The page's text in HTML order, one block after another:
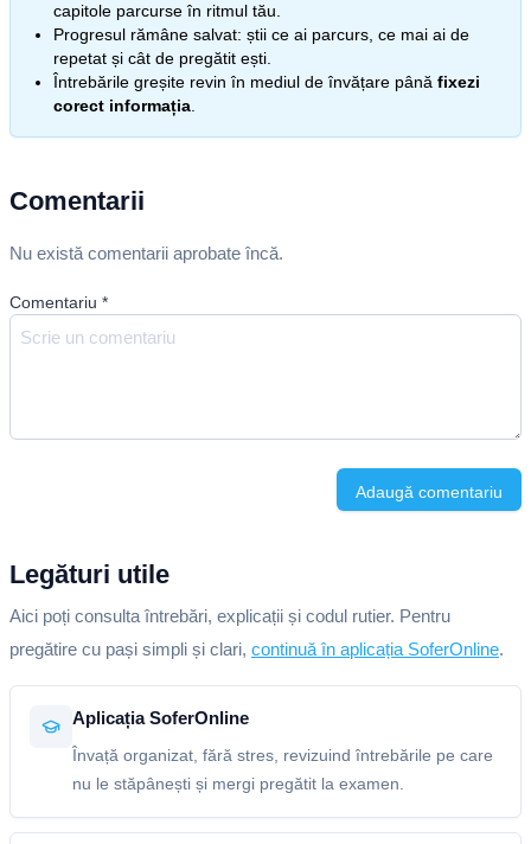
capitole parcurse în ritmul tău.
Progresul rămâne salvat: știi ce ai parcurs, ce mai ai de
repetat și cât de pregătit ești.
Întrebările greșite revin în mediul de învățare până fixezi
corect informația
Comentarii
Nu există comentarii aprobate încă.
Comentariu *
Adaugă comentariu
Legături utile
Aici poți consulta întrebări, explicații și codul rutier. Pentru
pregătire cu pași simpli și clari, continuă în aplicația SoferOnline.
Aplicația SoferOnline
Învață organizat, fără stres, revizuind întrebările pe care
nu le stăpânești și mergi pregătit la examen.